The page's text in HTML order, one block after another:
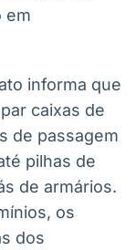
em
informa que
caixas de
de passagem
pilhas de
de armários.
os
dos